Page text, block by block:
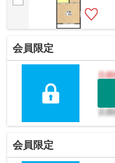
会員限定
会員限定